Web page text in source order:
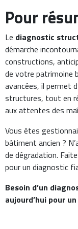
Pour
Le diagnostic
démarche
constructions,
de votre patrimoine
avancées, il permet
structures, tout en
aux attentes des
Vous êtes
bâtiment ancien ?
de dégradation.
pour un diagnostic
Besoin d’un
aujourd’hui pour